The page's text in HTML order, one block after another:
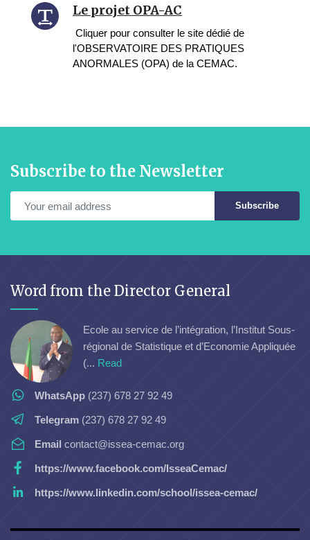
Le projet OPA-AC
Cliquer pour consulter le site dédié de
l'OBSERVATOIRE DES PRATIQUES
ANORMALES (OPA) de la CEMAC.
Subscribe to the Newsletter
Subscribe
Word from the Director General
Ecole au service de l’intégration, l’Institut Sous-
régional de Statistique et d’Economie Appliquée
(... Read
WhatsApp (237) 678 27 92 49
Telegram (237) 678 27 92 49
Email contact@issea-cemac.org
https://www.facebook.com/IsseaCemac/
https://www.linkedin.com/school/issea-cemac/